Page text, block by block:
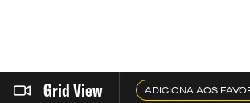
Grid View ADICIONA AOS